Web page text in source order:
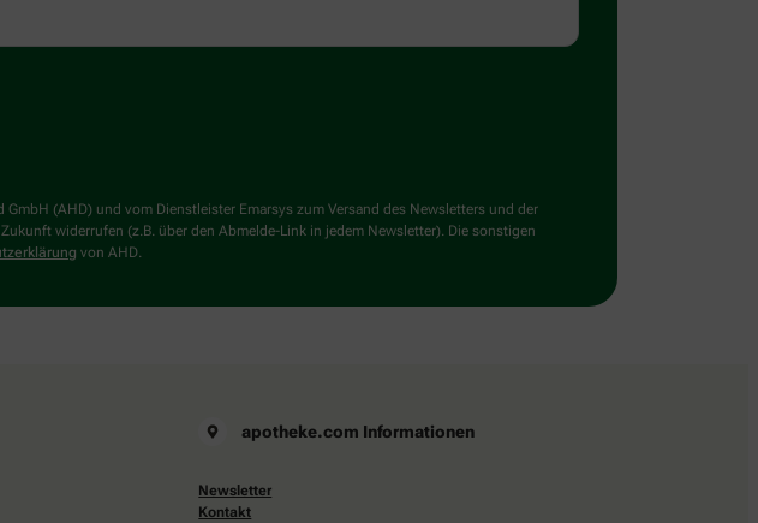
(AHD) und vom Dienstleister Emarsys zum Versand des Newsletters und der
widerrufen (z.B. über den Abmelde-Link in jedem Newsletter). Die sonstigen
von AHD.
apotheke.com Informationen
Newsletter
Kontakt